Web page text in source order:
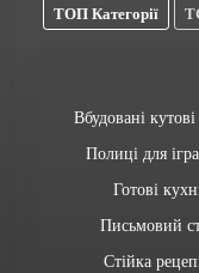
ТОП Категорії
Вбудовані
Полиці для
Готові
Письмовий
Стійка